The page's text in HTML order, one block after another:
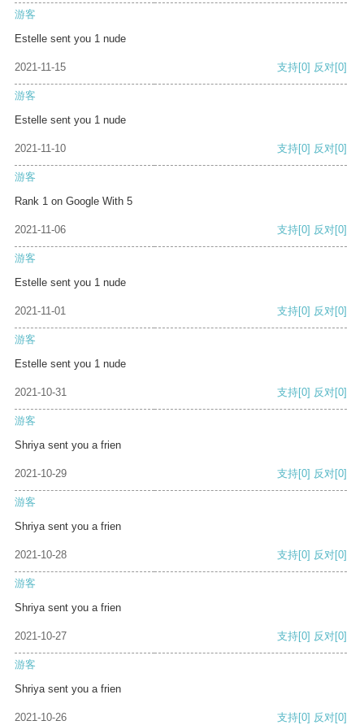
游客
Estelle sent you 1 nude
2021-11-15 支持[0] 反对[0]
游客
Estelle sent you 1 nude
2021-11-10 支持[0] 反对[0]
游客
Rank 1 on Google With 5
2021-11-06 支持[0] 反对[0]
游客
Estelle sent you 1 nude
2021-11-01 支持[0] 反对[0]
游客
Estelle sent you 1 nude
2021-10-31 支持[0] 反对[0]
游客
Shriya sent you a frien
2021-10-29 支持[0] 反对[0]
游客
Shriya sent you a frien
2021-10-28 支持[0] 反对[0]
游客
Shriya sent you a frien
2021-10-27 支持[0] 反对[0]
游客
Shriya sent you a frien
2021-10-26 支持[0] 反对[0]